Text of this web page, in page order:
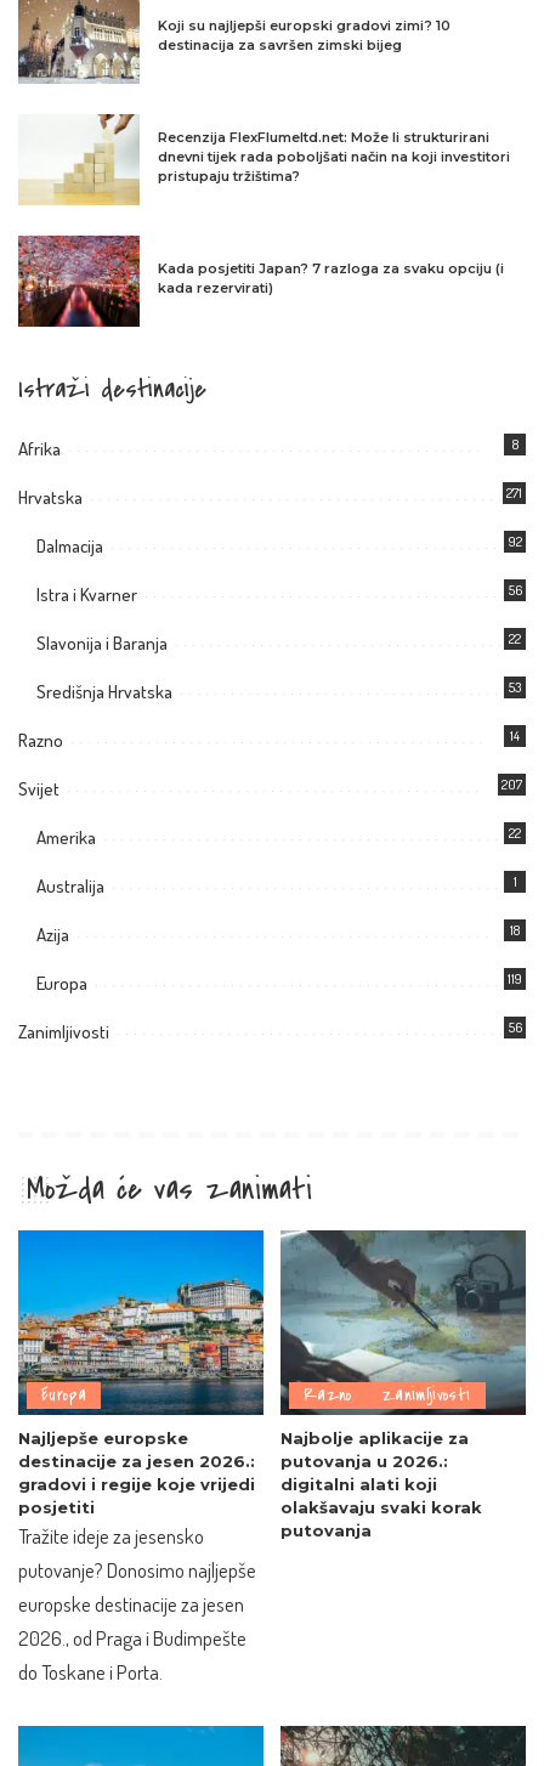
Koji su najljepši europski gradovi zimi? 10
destinacija za savršen zimski bijeg
Recenzija FlexFlumeltd.net: Može li strukturirani
dnevni tijek rada poboljšati način na koji investitori
pristupaju tržištima?
Kada posjetiti Japan? 7 razloga za svaku opciju (i
kada rezervirati)
Istraži destinacije
Afrika 8
Hrvatska 271
Dalmacija 92
Istra i Kvarner 56
Slavonija i Baranja 22
Središnja Hrvatska 53
Razno 14
Svijet 207
Amerika 22
Australija 1
Azija 18
Europa 119
Zanimljivosti 56
Možda će vas zanimati
Europa
Najljepše europske
destinacije za jesen 2026.:
gradovi i regije koje vrijedi
posjetiti
Tražite ideje za jesensko
putovanje? Donosimo najljepše
europske destinacije za jesen
2026., od Praga i Budimpešte
do Toskane i Porta.
Razno Zanimljivosti
Najbolje aplikacije za
putovanja u 2026.:
digitalni alati koji
olakšavaju svaki korak
putovanja